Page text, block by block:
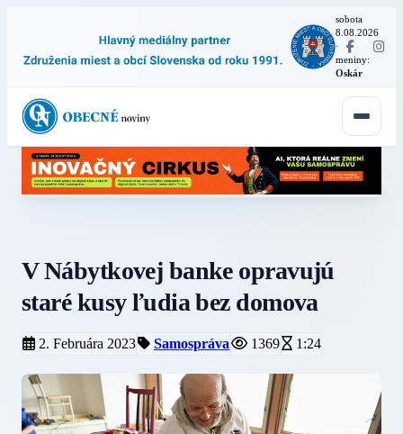
sobota
8.08.2026
·
meniny:
Oskár
V Nábytkovej banke opravujú
staré kusy ľudia bez domova
2. Februára 2023 Samospráva 1369 1:24